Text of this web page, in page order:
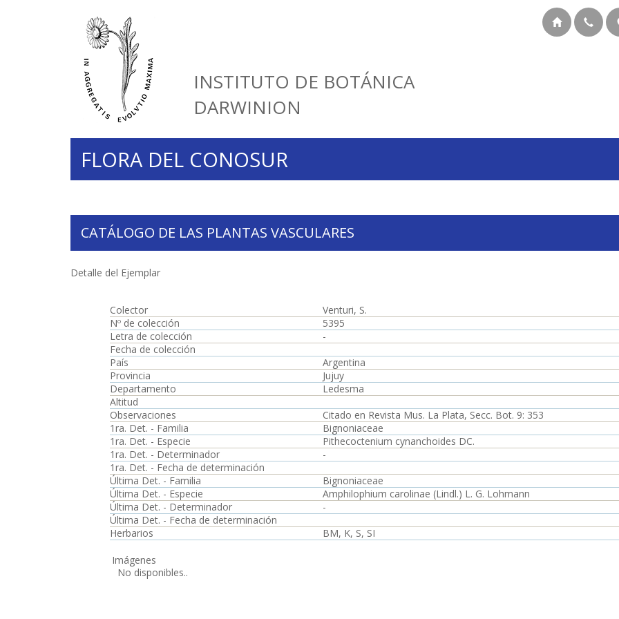
INSTITUTO DE BOTÁNICA
DARWINION
FLORA DEL CONOSUR
CATÁLOGO DE LAS PLANTAS VASCULARES
Detalle del Ejemplar
Colector
Venturi, S.
Nº de colección
5395
Letra de colección
-
Fecha de colección
País
Argentina
Provincia
Jujuy
Departamento
Ledesma
Altitud
Observaciones
Citado en Revista Mus. La Plata, Secc. Bot. 9: 353
1ra. Det. - Familia
Bignoniaceae
1ra. Det. - Especie
Pithecoctenium cynanchoides DC.
1ra. Det. - Determinador
-
1ra. Det. - Fecha de determinación
Última Det. - Familia
Bignoniaceae
Última Det. - Especie
Amphilophium carolinae (Lindl.) L. G. Lohmann
Última Det. - Determinador
-
Última Det. - Fecha de determinación
Herbarios
BM, K, S, SI
Imágenes
No disponibles..